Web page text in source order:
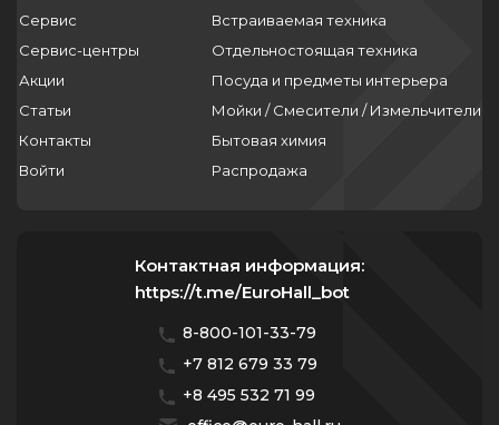
Сервис
Сервис-центры
Акции
Статьи
Контакты
Войти
Встраиваемая техника
Отдельностоящая техника
Посуда и предметы интерьера
Мойки / Смесители / Измельчители
Бытовая химия
Распродажа
Контактная информация:
https://t.me/EuroHall_bot
8-800-101-33-79
+7 812 679 33 79
+8 495 532 71 99